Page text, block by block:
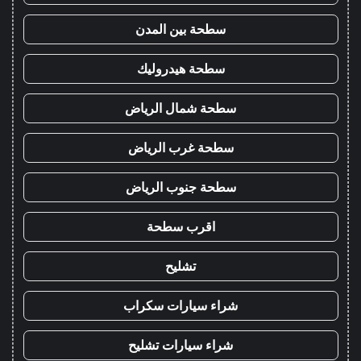
سطحة بين المدن
سطحة هيدروليك
سطحة شمال الرياض
سطحة غرب الرياض
سطحة جنوب الرياض
اقرب سطحة
تشليح
شراء سيارات سكراب
شراء سيارات تشليح